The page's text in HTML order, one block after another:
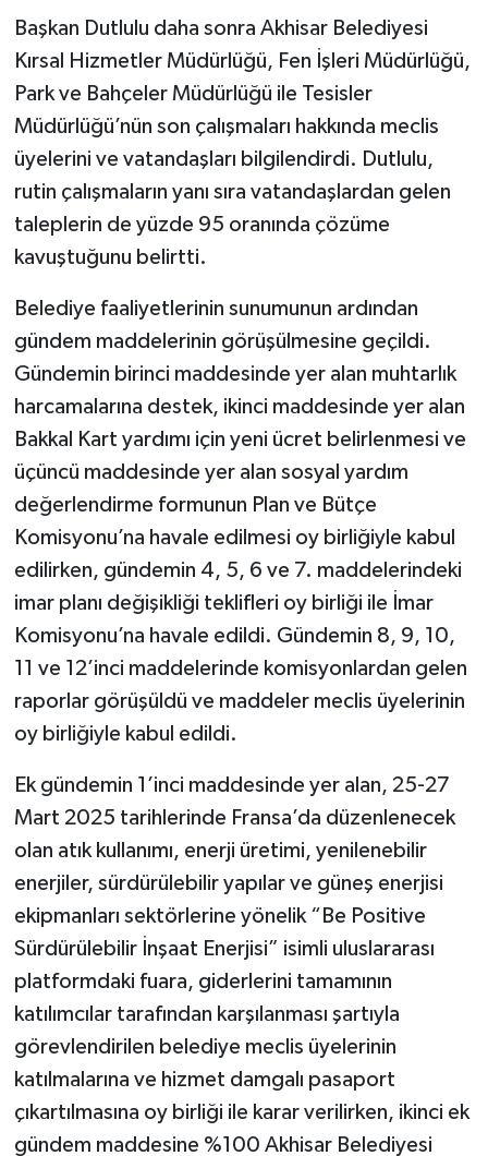
Başkan Dutlulu daha sonra Akhisar Belediyesi
Kırsal Hizmetler Müdürlüğü, Fen İşleri Müdürlüğü,
Park ve Bahçeler Müdürlüğü ile Tesisler
Müdürlüğü’nün son çalışmaları hakkında meclis
üyelerini ve vatandaşları bilgilendirdi. Dutlulu,
rutin çalışmaların yanı sıra vatandaşlardan gelen
taleplerin de yüzde 95 oranında çözüme
kavuştuğunu belirtti.
Belediye faaliyetlerinin sunumunun ardından
gündem maddelerinin görüşülmesine geçildi.
Gündemin birinci maddesinde yer alan muhtarlık
harcamalarına destek, ikinci maddesinde yer alan
Bakkal Kart yardımı için yeni ücret belirlenmesi ve
üçüncü maddesinde yer alan sosyal yardım
değerlendirme formunun Plan ve Bütçe
Komisyonu’na havale edilmesi oy birliğiyle kabul
edilirken, gündemin 4, 5, 6 ve 7. maddelerindeki
imar planı değişikliği teklifleri oy birliği ile İmar
Komisyonu’na havale edildi. Gündemin 8, 9, 10,
11 ve 12’inci maddelerinde komisyonlardan gelen
raporlar görüşüldü ve maddeler meclis üyelerinin
oy birliğiyle kabul edildi.
Ek gündemin 1’inci maddesinde yer alan, 25-27
Mart 2025 tarihlerinde Fransa’da düzenlenecek
olan atık kullanımı, enerji üretimi, yenilenebilir
enerjiler, sürdürülebilir yapılar ve güneş enerjisi
ekipmanları sektörlerine yönelik “Be Positive
Sürdürülebilir İnşaat Enerjisi” isimli uluslararası
platformdaki fuara, giderlerini tamamının
katılımcılar tarafından karşılanması şartıyla
görevlendirilen belediye meclis üyelerinin
katılmalarına ve hizmet damgalı pasaport
çıkartılmasına oy birliği ile karar verilirken, ikinci ek
gündem maddesine %100 Akhisar Belediyesi